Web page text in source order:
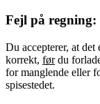
Fejl på regning:
Du accepterer, at
korrekt, førdu
for manglende eller
spisestedet.